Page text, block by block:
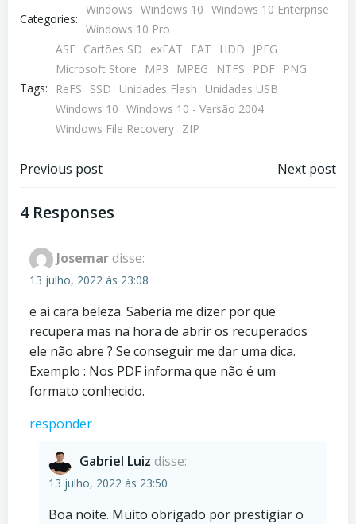
Categories:
Windows Windows 10 Windows 10 Enterprise
Windows 10 Pro
Tags:
ASF Cartões SD exFAT FAT HDD
JPEG
Microsoft Store
MP3 MPEG NTFS PDF
PNG
ReFS
SSD Unidades Flash
Unidades USB
Windows 10 Windows 10 - Versão 2004
Windows File Recovery ZIP
Navegação
de
Post
Previous post
Navegação
Next post
4 Responses
Josemardisse:
13 julho, 2022 às 23:08
e ai cara beleza. Saberia me dizer por que
recupera mas na hora de abrir os recuperados
ele não abre ? Se conseguir me dar uma dica.
Exemplo : Nos PDF informa que não é um
formato conhecido.
responder
Gabriel Luiz disse:
13 julho, 2022 às 23:50
Boa noite. Muito obrigado por prestigiar o